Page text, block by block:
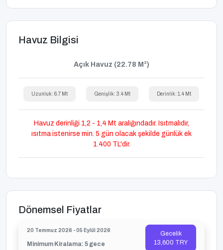
Havuz Bilgisi
Açık Havuz (22.78 M²)
Uzunluk: 6.7 Mt Genişlik: 3.4 Mt Derinlik: 1.4 Mt
Havuz derinliği 1,2 - 1,4 Mt aralığındadır. Isıtmalıdır,
ısıtma istenirse min. 5 gün olacak şekilde günlük ek
1.400 TL'dir.
Dönemsel Fiyatlar
20 Temmuz 2026 - 05 Eylül 2026
Gecelik
13,600 TRY
Minimum Kiralama: 5 gece